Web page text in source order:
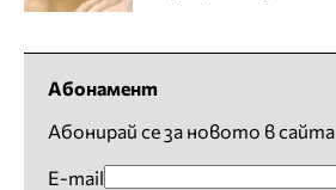
Абонамент
Абонирай се за новото в сайта
E-mail